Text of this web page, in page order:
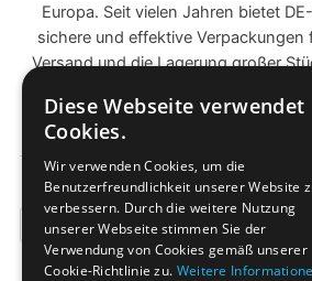
Europa. Seit vielen Jahren bietet
sichere und effektive Verpackungen
Versand und die Lagerung großer
BEISPIELE
Diese Webseite verwendet
Cookies.
Wir verwenden Cookies, um die
Benutzerfreundlichkeit unserer Website
verbessern. Durch die weitere Nutzung
unserer Webseite stimmen Sie der
Verwendung von Cookies gemäß unserer
Cookie-Richtlinie zu. Weitere